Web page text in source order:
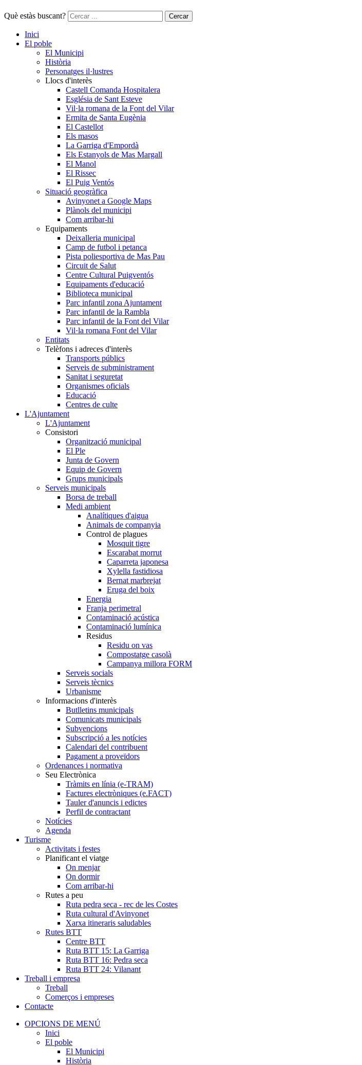
Què estàs buscant? Cercar
Inici
El poble
El Municipi
Història
Personatges il·lustres
Llocs d'interès
Castell Comanda Hospitalera
Església de Sant Esteve
Vil·la romana de la Font del Vilar
Ermita de Santa Eugènia
El Castellot
Els masos
La Garriga d'Empordà
Els Estanyols de Mas Margall
El Manol
El Rissec
El Puig Ventós
Situació geogràfica
Avinyonet a Google Maps
Plànols del municipi
Com arribar-hi
Equipaments
Deixalleria municipal
Camp de futbol i petanca
Pista poliesportiva de Mas Pau
Circuit de Salut
Centre Cultural Puigventós
Equipaments d'educació
Biblioteca municipal
Parc infantil zona Ajuntament
Parc infantil de la Rambla
Parc infantil de la Font del Vilar
Vil·la romana Font del Vilar
Entitats
Telèfons i adreces d'interès
Transports públics
Serveis de subministrament
Sanitat i seguretat
Organismes oficials
Educació
Centres de culte
L'Ajuntament
L'Ajuntament
Consistori
Organització municipal
El Ple
Junta de Govern
Equip de Govern
Grups municipals
Serveis municipals
Borsa de treball
Medi ambient
Analítiques d'aigua
Animals de companyia
Control de plagues
Mosquit tigre
Escarabat morrut
Caparreta japonesa
Xylella fastidiosa
Bernat marbrejat
Eruga del boix
Energia
Franja perimetral
Contaminació acústica
Contaminació lumínica
Residus
Residu on vas
Compostatge casolà
Campanya millora FORM
Serveis socials
Serveis tècnics
Urbanisme
Informacions d'interès
Butlletins municipals
Comunicats municipals
Subvencions
Subscripció a les notícies
Calendari del contribuent
Pagament a proveïdors
Ordenances i normativa
Seu Electrònica
Tràmits en línia (e-TRAM)
Factures electròniques (e.FACT)
Tauler d'anuncis i edictes
Perfil de contractant
Notícies
Agenda
Turisme
Activitats i festes
Planificant el viatge
On menjar
On dormir
Com arribar-hi
Rutes a peu
Ruta pedra seca - rec de les Costes
Ruta cultural d'Avinyonet
Xarxa itineraris saludables
Rutes BTT
Centre BTT
Ruta BTT 15: La Garriga
Ruta BTT 16: Pedra seca
Ruta BTT 24: Vilanant
Treball i empresa
Treball
Comerços i empreses
Contacte
OPCIONS DE MENÚ
Inici
El poble
El Municipi
Història